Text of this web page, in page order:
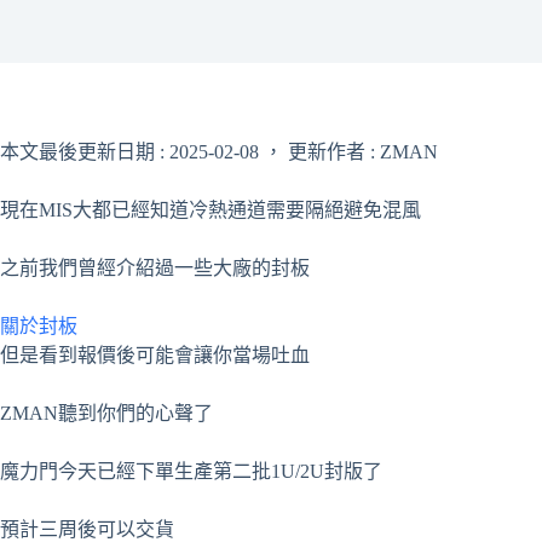
本文最後更新日期 : 2025-02-08 ， 更新作者 : ZMAN
現在MIS大都已經知道冷熱通道需要隔絕避免混風
之前我們曾經介紹過一些大廠的封板
關於封板
但是看到報價後可能會讓你當場吐血
ZMAN聽到你們的心聲了
魔力門今天已經下單生產第二批1U/2U封版了
預計三周後可以交貨